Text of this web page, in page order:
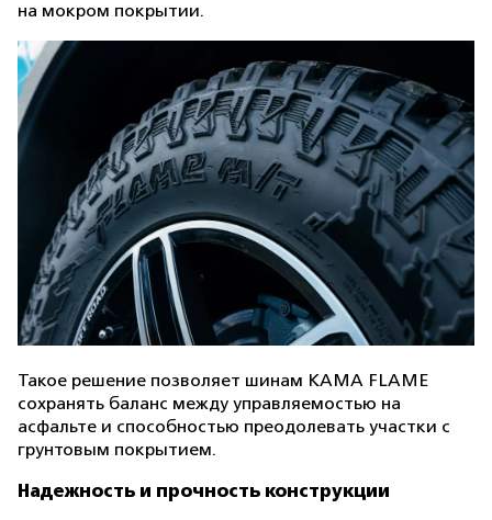
на мокром покрытии.
Такое решение позволяет шинам KAMA FLAME
сохранять баланс между управляемостью на
асфальте и способностью преодолевать участки с
грунтовым покрытием.
Надежность и прочность конструкции